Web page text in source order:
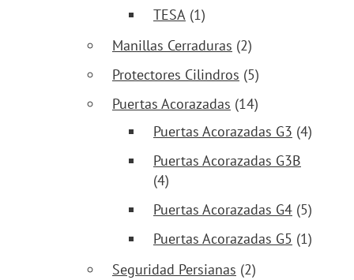
TESA (1)
Manillas Cerraduras (2)
Protectores Cilindros (5)
Puertas Acorazadas (14)
Puertas Acorazadas G3 (4)
Puertas Acorazadas G3B
(4)
Puertas Acorazadas G4 (5)
Puertas Acorazadas G5 (1)
Seguridad Persianas (2)